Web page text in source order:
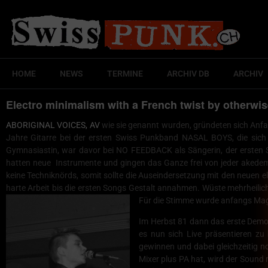
HOME NEWS TERMINE ARCHIV DB ARCHIV
Electro minimalism with a French twist by
ABORIGINAL VOICES, AVwie sie genannt wurden, gründeten sich
Jahre Gitarre bei der ersten Swiss Punkband NASAL BOYS, die
Gymnasiastin, war davor bei NO FEEDBACK als Sängerin, der
hatten neue Instrumente und gingen das Ganze frei von jeder
keine Techniknörds, somit sollte die Auseindersetzung mit den
harte Arbeit bis die ersten Songs Gestalt annahmen. Wüste
Für die Stimme wurde anfangs
Im Herbst 81 dann das erste
es nun sich Live präsentieren
gewinnen und dabei gleichzeitig
Mixer plus PA hat, wird der